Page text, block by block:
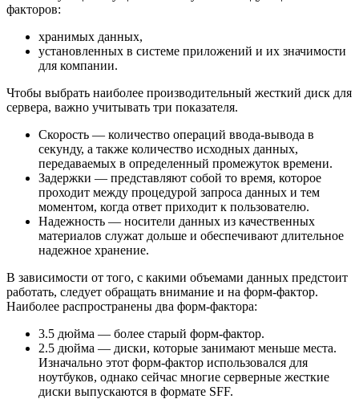
факторов:
хранимых данных,
установленных в системе приложений и их значимости
для компании.
Чтобы выбрать наиболее производительный жесткий диск для
сервера, важно учитывать три показателя.
Скорость — количество операций ввода-вывода в
секунду, а также количество исходных данных,
передаваемых в определенный промежуток времени.
Задержки — представляют собой то время, которое
проходит между процедурой запроса данных и тем
моментом, когда ответ приходит к пользователю.
Надежность — носители данных из качественных
материалов служат дольше и обеспечивают длительное
надежное хранение.
В зависимости от того, с какими объемами данных предстоит
работать, следует обращать внимание и на форм-фактор.
Наиболее распространены два форм-фактора:
3.5 дюйма — более старый форм-фактор.
2.5 дюйма — диски, которые занимают меньше места.
Изначально этот форм-фактор использовался для
ноутбуков, однако сейчас многие серверные жесткие
диски выпускаются в формате SFF.